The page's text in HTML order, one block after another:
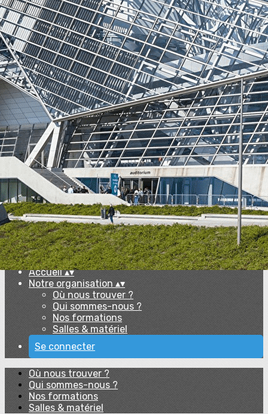
Menu
?>
Images de la page d'accueil
Cliquez pour éditer
Ajoutez un logo, un bouton, des réseaux sociaux
Cliquez pour éditer
Accueil▴▾
Notre organisation ▴▾
Où nous trouver ?
Qui sommes-nous ?
Nos formations
Salles & matériel
Se connecter
Où nous trouver ?
Qui sommes-nous ?
Nos formations
Salles & matériel